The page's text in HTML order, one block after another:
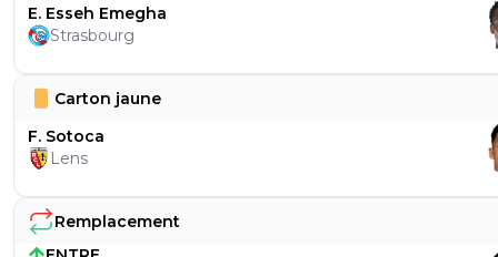
E. Esseh Emegha
Strasbourg
Carton jaune
F. Sotoca
Lens
Remplacement